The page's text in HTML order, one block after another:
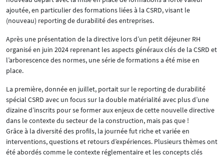
ajoutée, en particulier des formations liées à la CSRD, visant le
(nouveau) reporting de durabilité des entreprises.
Après une présentation de la directive lors d’un petit déjeuner RH
organisé en juin 2024 reprenant les aspects généraux clés de la CSRD et
l’arborescence des normes, une série de formations a été mise en
place.
La première, donnée en juillet, portait sur le reporting de durabilité
spécial CSRD avec un focus sur la double matérialité avec plus d’une
dizaine d’inscrits pour se former aux enjeux de cette nouvelle directive
dans le contexte du secteur de la construction, mais pas que !
Grâce à la diversité des profils, la journée fut riche et variée en
interventions, questions et retours d’expériences. Plusieurs thèmes ont
été abordés comme le contexte réglementaire et les concepts clés